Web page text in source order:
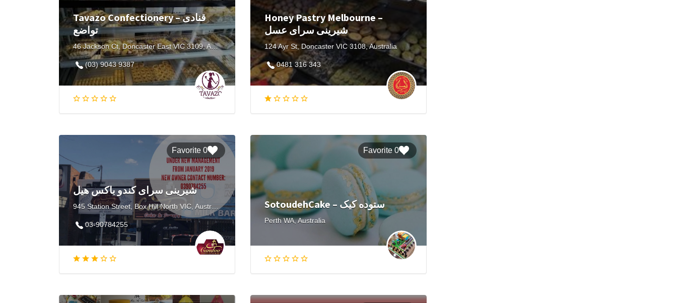
Tavazo Confectionery – قنادی
تواضع
46 Jackson Ct, Doncaster East VIC 3109, Australia
(03) 9043 9387
Honey Pastry Melbourne –
شیرینی‌ سرای عسل
124 Ayr St, Doncaster VIC 3108, Australia
0481 316 343
0 Favorite
شیرینی سرای کندو باکس هیل
945 Station Street, Box Hill North VIC, Australia
03-90784255
0 Favorite
SotoudehCake – ستوده کیک
Perth WA, Australia